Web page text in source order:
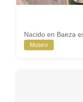
Nacido en Baeza
Museo